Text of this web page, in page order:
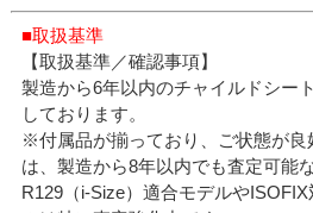
■取扱基準
【取扱基準／確認事項】
製造から6年以内のチャイルドシー
しております。
※付属品が揃っており、ご状態が良
は、製造から8年以内でも査定可能
R129（i-Size）適合モデルや